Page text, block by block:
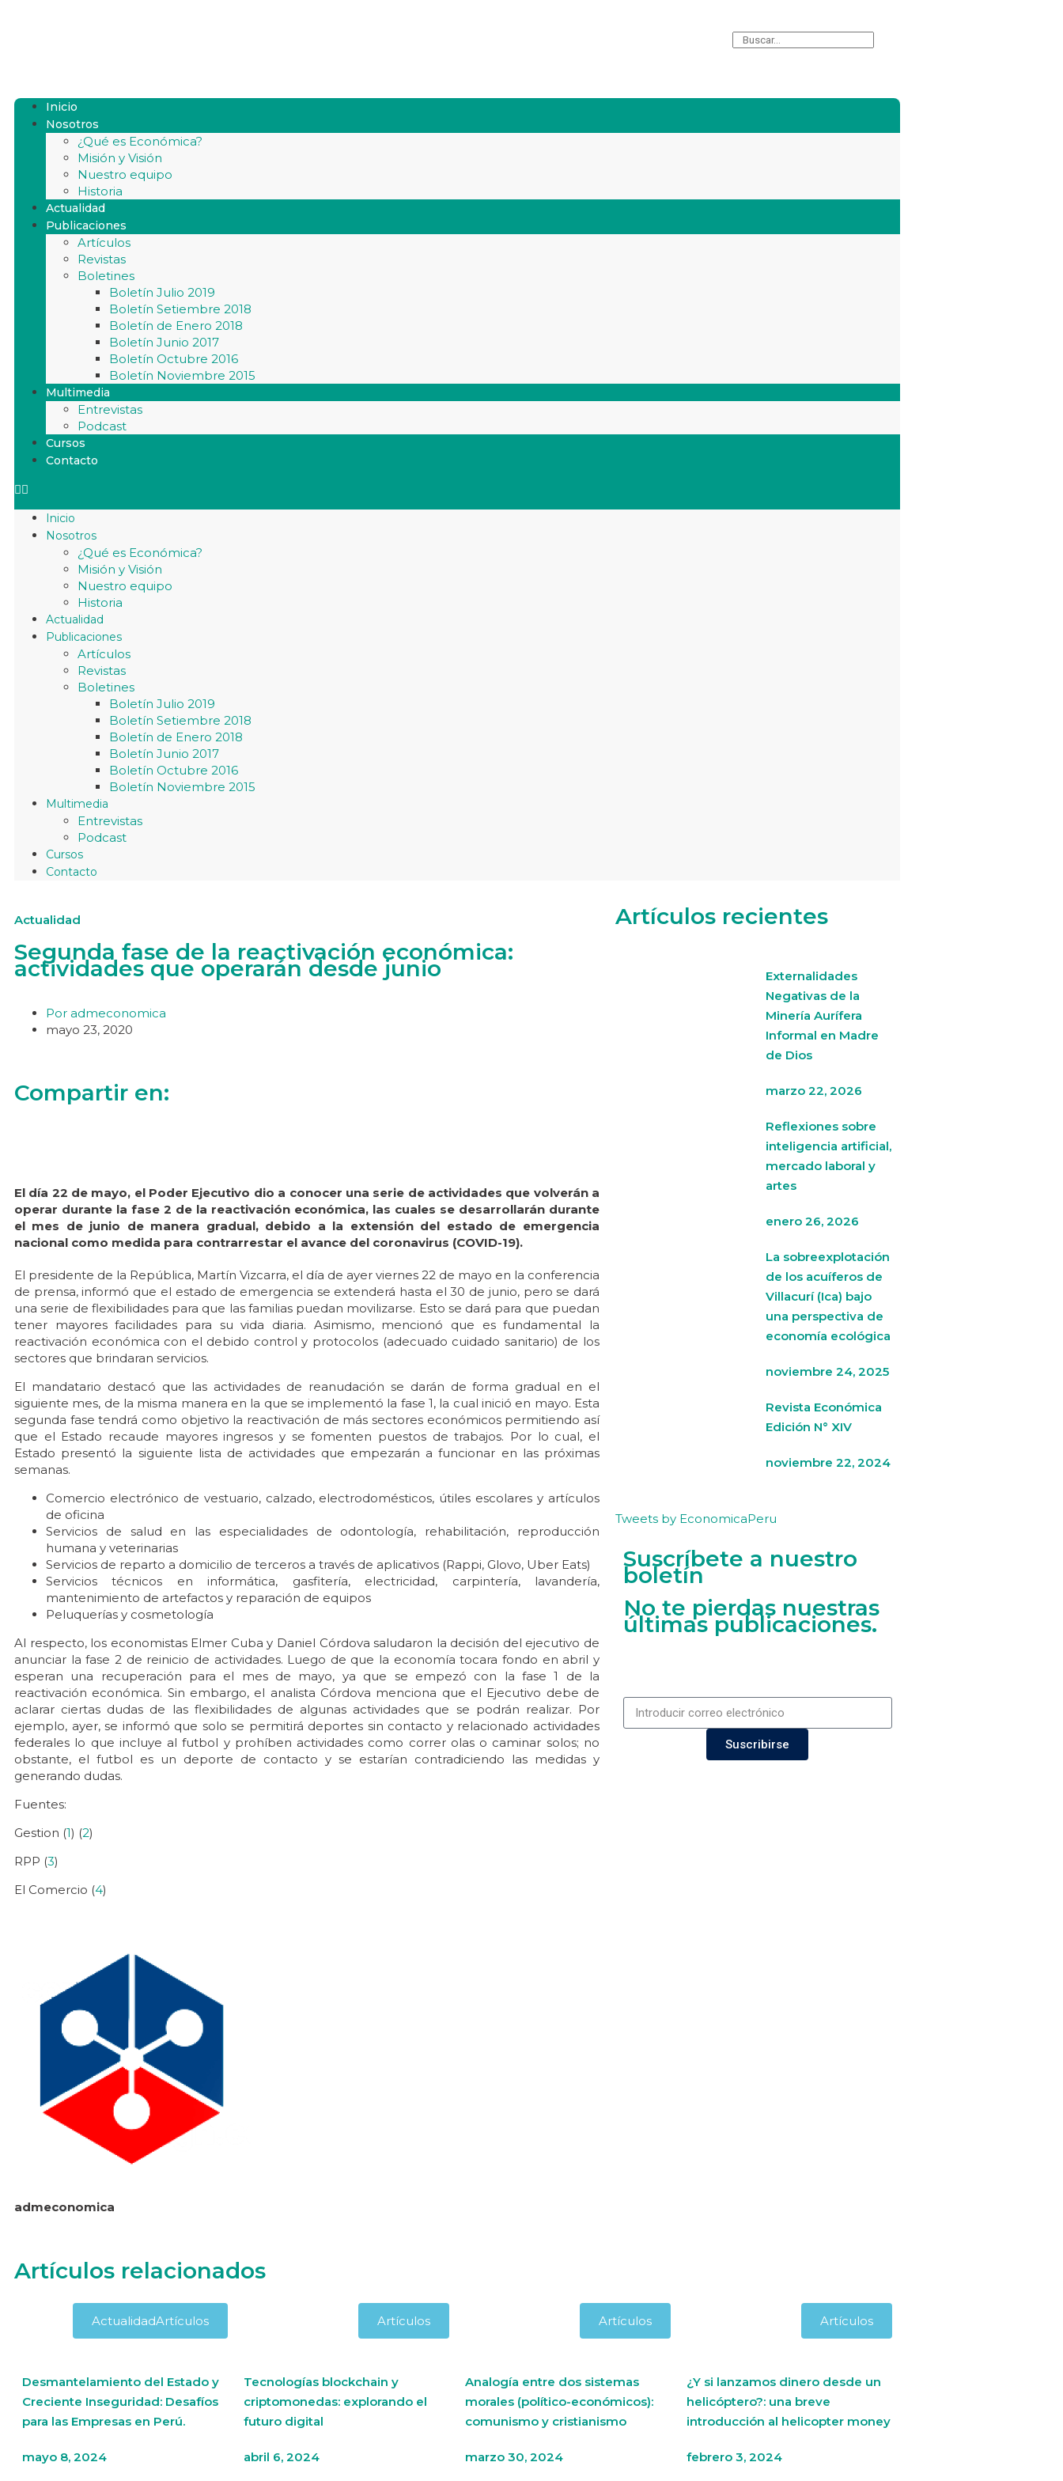
Inicio
Nosotros
¿Qué es Económica?
Misión y Visión
Nuestro equipo
Historia
Actualidad
Publicaciones
Artículos
Revistas
Boletines
Boletín Julio 2019
Boletín Setiembre 2018
Boletín de Enero 2018
Boletín Junio 2017
Boletín Octubre 2016
Boletín Noviembre 2015
Multimedia
Entrevistas
Podcast
Cursos
Contacto
Inicio
Nosotros
¿Qué es Económica?
Misión y Visión
Nuestro equipo
Historia
Actualidad
Publicaciones
Artículos
Revistas
Boletines
Boletín Julio 2019
Boletín Setiembre 2018
Boletín de Enero 2018
Boletín Junio 2017
Boletín Octubre 2016
Boletín Noviembre 2015
Multimedia
Entrevistas
Podcast
Cursos
Contacto
Actualidad
Segunda fase de la reactivación económica:
actividades que operarán desde junio
Por admeconomica
mayo 23, 2020
Compartir en:
El día 22 de mayo, el Poder Ejecutivo dio a conocer una serie de actividades que volverán a
operar durante la fase 2 de la reactivación económica, las cuales se desarrollarán durante
el mes de junio de manera gradual, debido a la extensión del estado de emergencia
nacional como medida para contrarrestar el avance del coronavirus (COVID-19).
El presidente de la República, Martín Vizcarra, el día de ayer viernes 22 de mayo en la conferencia
de prensa, informó que el estado de emergencia se extenderá hasta el 30 de junio, pero se dará
una serie de flexibilidades para que las familias puedan movilizarse. Esto se dará para que puedan
tener mayores facilidades para su vida diaria. Asimismo, mencionó que es fundamental la
reactivación económica con el debido control y protocolos (adecuado cuidado sanitario) de los
sectores que brindaran servicios.
El mandatario destacó que las actividades de reanudación se darán de forma gradual en el
siguiente mes, de la misma manera en la que se implementó la fase 1, la cual inició en mayo. Esta
segunda fase tendrá como objetivo la reactivación de más sectores económicos permitiendo así
que el Estado recaude mayores ingresos y se fomenten puestos de trabajos. Por lo cual, el
Estado presentó la siguiente lista de actividades que empezarán a funcionar en las próximas
semanas.
Comercio electrónico de vestuario, calzado, electrodomésticos, útiles escolares y artículos
de oficina
Servicios de salud en las especialidades de odontología, rehabilitación, reproducción
humana y veterinarias
Servicios de reparto a domicilio de terceros a través de aplicativos (Rappi, Glovo, Uber Eats)
Servicios técnicos en informática, gasfitería, electricidad, carpintería, lavandería,
mantenimiento de artefactos y reparación de equipos
Peluquerías y cosmetología
Al respecto, los economistas Elmer Cuba y Daniel Córdova saludaron la decisión del ejecutivo de
anunciar la fase 2 de reinicio de actividades. Luego de que la economía tocara fondo en abril y
esperan una recuperación para el mes de mayo, ya que se empezó con la fase 1 de la
reactivación económica. Sin embargo, el analista Córdova menciona que el Ejecutivo debe de
aclarar ciertas dudas de las flexibilidades de algunas actividades que se podrán realizar. Por
ejemplo, ayer, se informó que solo se permitirá deportes sin contacto y relacionado actividades
federales lo que incluye al futbol y prohíben actividades como correr olas o caminar solos; no
obstante, el futbol es un deporte de contacto y se estarían contradiciendo las medidas y
generando dudas.
Fuentes:
Gestion (1) (2)
RPP (3)
El Comercio (4)
admeconomica
Artículos recientes
Externalidades
Negativas de la
Minería Aurífera
Informal en Madre
de Dios
marzo 22, 2026
Reflexiones sobre
inteligencia artificial,
mercado laboral y
artes
enero 26, 2026
La sobreexplotación
de los acuíferos de
Villacurí (Ica) bajo
una perspectiva de
economía ecológica
noviembre 24, 2025
Revista Económica
Edición N° XIV
noviembre 22, 2024
Tweets by EconomicaPeru
Suscríbete a nuestro
boletín
No te pierdas nuestras
últimas publicaciones.
Suscribirse
Artículos relacionados
ActualidadArtículos
Desmantelamiento del Estado y
Creciente Inseguridad: Desafíos
para las Empresas en Perú.
mayo 8, 2024
Artículos
Tecnologías blockchain y
criptomonedas: explorando el
futuro digital
abril 6, 2024
Artículos
Analogía entre dos sistemas
morales (político-económicos):
comunismo y cristianismo
marzo 30, 2024
Artículos
¿Y si lanzamos dinero desde un
helicóptero?: una breve
introducción al helicopter money
febrero 3, 2024